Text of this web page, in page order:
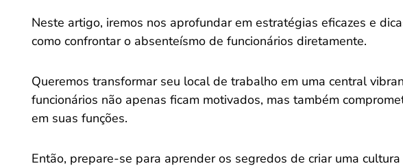
Neste artigo, iremos nos aprofundar em estratégias eficazes e
como confrontar o absenteísmo de funcionários diretamente.
Queremos transformar seu local de trabalho em uma central
funcionários não apenas ficam motivados, mas também
em suas funções.
Então, prepare-se para aprender os segredos de criar uma